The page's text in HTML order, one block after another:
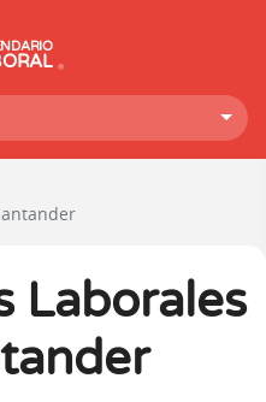
Laborales